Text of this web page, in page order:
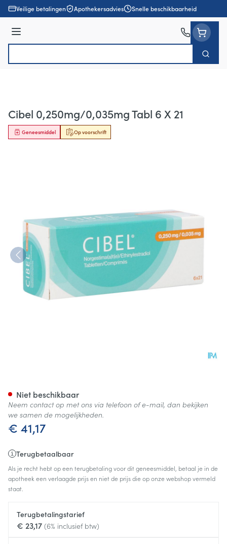
Ga naar de inhoud
Veilige betalingen Apothekersadvies Snelle beschikbaarheid
Menu
Zoek
Cibel 0,250mg/0,035mg Tabl 6 X 21
Op voorschrift
Geneesmiddel
€ 41,17
Terugbetaalbaar
Als je recht hebt op een terugbetaling voor dit geneesmiddel, betaal je in de
apotheek een verlaagde prijs en niet de prijs die op onze webshop vermeld
staat.
Terugbetalingstarief
€ 23,17 (6% inclusief btw)
Niet beschikbaar
Neem contact op met ons via telefoon of e-mail, dan bekijken
we samen de mogelijkheden.